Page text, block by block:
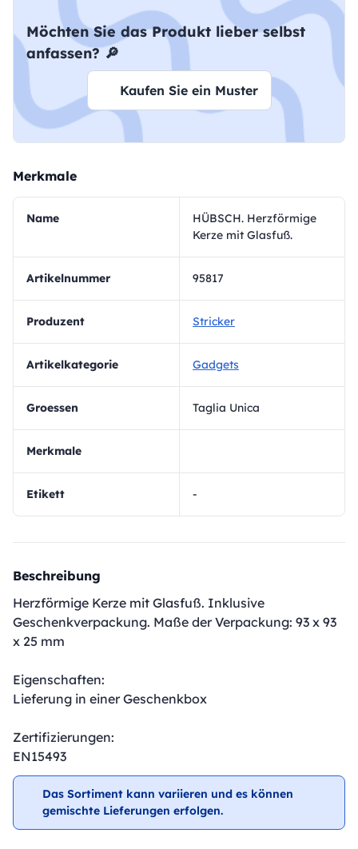
Möchten Sie das Produkt lieber selbst
anfassen? 🔎
Kaufen Sie ein Muster
Merkmale
Name
HÜBSCH. Herzförmige
Kerze mit Glasfuß.
Artikelnummer 95817
Produzent Stricker
Artikelkategorie Gadgets
Groessen Taglia Unica
Merkmale
Etikett -
Beschreibung
Herzförmige Kerze mit Glasfuß. Inklusive
Geschenkverpackung. Maße der Verpackung: 93 x 93
x 25 mm
Eigenschaften:
Lieferung in einer Geschenkbox
Zertifizierungen:
EN15493
Das Sortiment kann variieren und es können
gemischte Lieferungen erfolgen.